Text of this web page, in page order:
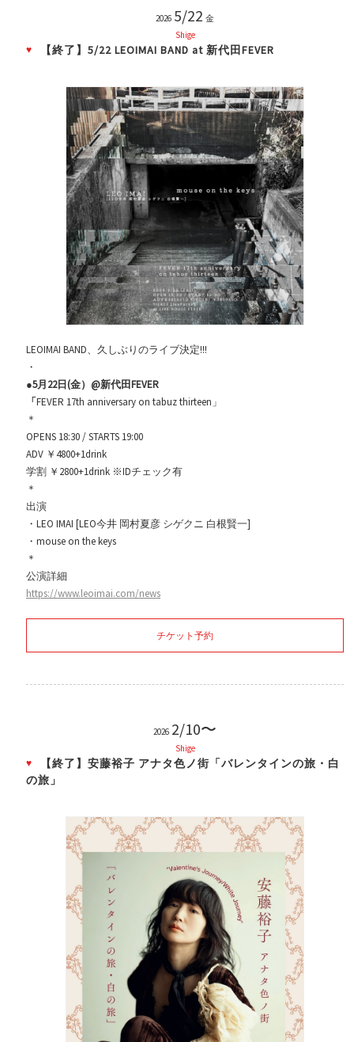
2026 5/22 金
Shige
【終了】5/22 LEOIMAI BAND at 新代田FEVER
LEOIMAI BAND、久しぶりのライブ決定!!!
・
●5月22日(金）@新代田FEVER
「FEVER 17th anniversary on tabuz thirteen」
＊
OPENS 18:30 / STARTS 19:00
ADV ￥4800+1drink
学割 ￥2800+1drink ※IDチェック有
＊
出演
・LEO IMAI [LEO今井 岡村夏彦 シゲクニ 白根賢一]
・mouse on the keys
＊
公演詳細
https://www.leoimai.com/news
チケット予約
2026 2/10〜
Shige
【終了】安藤裕子 アナタ色ノ街「バレンタインの旅・白
の旅」